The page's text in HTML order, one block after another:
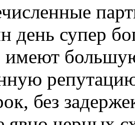
день супер
имеют
без